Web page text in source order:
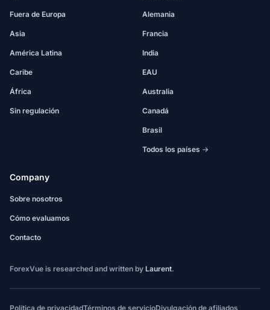
Fuera de Europa
Asia
América Latina
Caribe
África
Sin regulación
Alemania
Francia
India
EAU
Australia
Canadá
Brasil
Todos los países →
Company
Sobre nosotros
Cómo evaluamos
Contacto
ForexVue is researched and written by Laurent.
Política de privacidadTérminos de servicioDivulgación de afiliados